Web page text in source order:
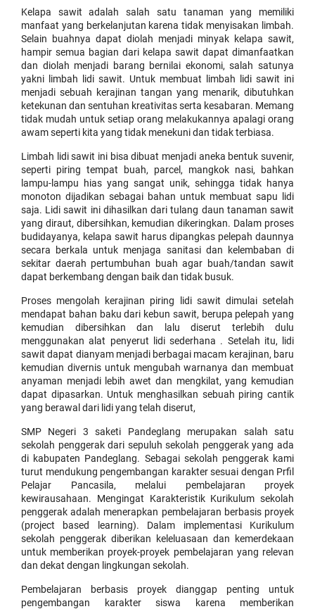
week,
month
including
astronomical
moon
replica
submariner.
exceptional
finish
movement
observed
through
sapphire
back.
Kelapa sawit adalah salah satu tanaman yang memiliki
manfaat yang berkelanjutan karena tidak menyisakan limbah.
Selain buahnya dapat diolah menjadi minyak kelapa sawit,
hampir semua bagian dari kelapa sawit dapat dimanfaatkan
dan diolah menjadi barang bernilai ekonomi, salah satunya
yakni limbah lidi sawit. Untuk membuat limbah lidi sawit ini
menjadi sebuah kerajinan tangan yang menarik, dibutuhkan
ketekunan dan sentuhan kreativitas serta kesabaran. Memang
tidak mudah untuk setiap orang melakukannya apalagi orang
awam seperti kita yang tidak menekuni dan tidak terbiasa.
Limbah lidi sawit ini bisa dibuat menjadi aneka bentuk suvenir,
seperti piring tempat buah, parcel, mangkok nasi, bahkan
lampu-lampu hias yang sangat unik, sehingga tidak hanya
monoton dijadikan sebagai bahan untuk membuat sapu lidi
saja. Lidi sawit ini dihasilkan dari tulang daun tanaman sawit
yang diraut, dibersihkan, kemudian dikeringkan. Dalam proses
budidayanya, kelapa sawit harus dipangkas pelepah daunnya
secara berkala untuk menjaga sanitasi dan kelembaban di
sekitar daerah pertumbuhan buah agar buah/tandan sawit
dapat berkembang dengan baik dan tidak busuk.
Proses mengolah kerajinan piring lidi sawit dimulai setelah
mendapat bahan baku dari kebun sawit, berupa pelepah yang
kemudian dibersihkan dan lalu diserut terlebih dulu
menggunakan alat penyerut lidi sederhana . Setelah itu, lidi
sawit dapat dianyam menjadi berbagai macam kerajinan, baru
kemudian divernis untuk mengubah warnanya dan membuat
anyaman menjadi lebih awet dan mengkilat, yang kemudian
dapat dipasarkan. Untuk menghasilkan sebuah piring cantik
yang berawal dari lidi yang telah diserut,
SMP Negeri 3 saketi Pandeglang merupakan salah satu
sekolah penggerak dari sepuluh sekolah penggerak yang ada
di kabupaten Pandeglang. Sebagai sekolah penggerak kami
turut mendukung pengembangan karakter sesuai dengan Prfil
Pelajar Pancasila, melalui pembelajaran proyek
kewirausahaan. Mengingat Karakteristik Kurikulum sekolah
penggerak adalah menerapkan pembelajaran berbasis proyek
(project based learning). Dalam implementasi Kurikulum
sekolah penggerak diberikan keleluasaan dan kemerdekaan
untuk memberikan proyek-proyek pembelajaran yang relevan
dan dekat dengan lingkungan sekolah.
Pembelajaran berbasis proyek dianggap penting untuk
pengembangan karakter siswa karena memberikan